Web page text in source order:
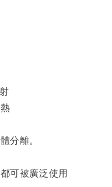
分離。
可被廣泛使用